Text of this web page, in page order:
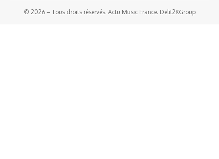
© 2026 – Tous droits réservés. Actu Music France. Delit2KGroup